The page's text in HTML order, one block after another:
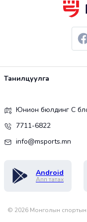
Танилцуулга
Юнион бюлдинг С
7711-6822
info@msports.mn
Android
Апп татах
© 2026Монголын спортын